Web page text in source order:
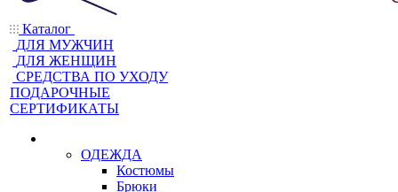
Каталог
ДЛЯ МУЖЧИН
ДЛЯ ЖЕНЩИН
CРЕДСТВА ПО УХОДУ
ПОДАРОЧНЫЕ
СЕРТИФИКАТЫ
ОДЕЖДА
Костюмы
Брюки